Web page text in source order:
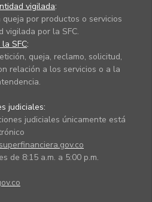
vigilada:
por productos o servicios
vigilada por la SFC.
SFC:
queja, reclamo, solicitud,
relación a los servicios o a la
judiciales:
judiciales únicamente está
de 8:15 a.m. a 5:00 p.m.